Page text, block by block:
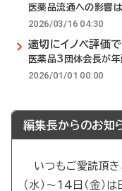
医薬品流通への影響は
2026/03/16 04:30
適切にイノベ評価
医薬品3団体会長が
2026/01/01 00:00
編集長からのお知
いつもご愛読頂き
（水）～14日（金）